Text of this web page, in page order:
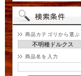
商品カテゴリから選ぶ
商品名を入力